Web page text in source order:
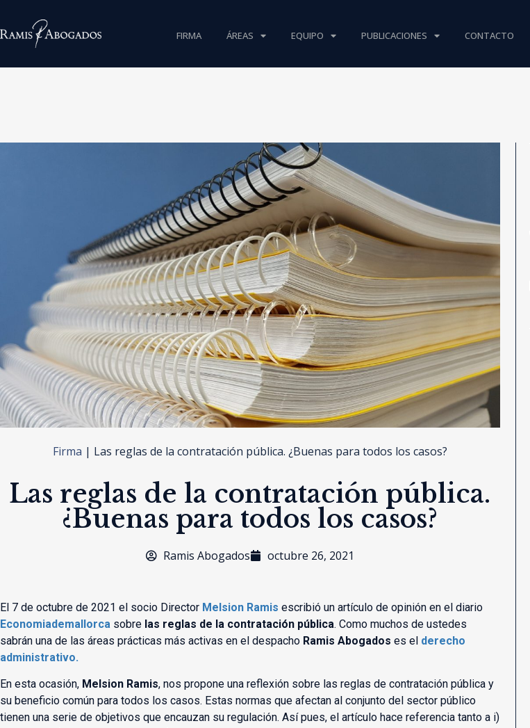
FIRMA ÁREAS EQUIPO PUBLICACIONES CONTACTO
Firma | Las reglas de la contratación pública. ¿Buenas para todos los casos?
Las reglas de la contratación pública.
¿Buenas para todos los casos?
Ramis Abogados octubre 26, 2021
El 7 de octubre de 2021 el socio Director Melsion Ramis escribió un artículo de opinión en el diario
Economiademallorca sobre las reglas de la contratación pública. Como muchos de ustedes
sabrán una de las áreas prácticas más activas en el despacho Ramis Abogados es el derecho
administrativo.
En esta ocasión, Melsion Ramis, nos propone una reflexión sobre las reglas de contratación pública y
su beneficio común para todos los casos. Estas normas que afectan al conjunto del sector público
tienen una serie de objetivos que encauzan su regulación. Así pues, el artículo hace referencia tanto a i)